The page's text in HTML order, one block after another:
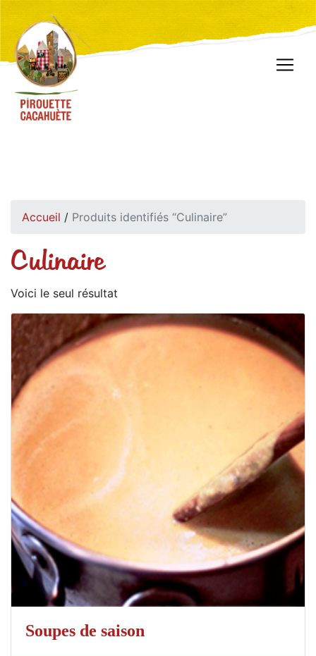
Accueil / Produits identifiés “Culinaire”
Culinaire
Voici le seul résultat
Soupes de saison